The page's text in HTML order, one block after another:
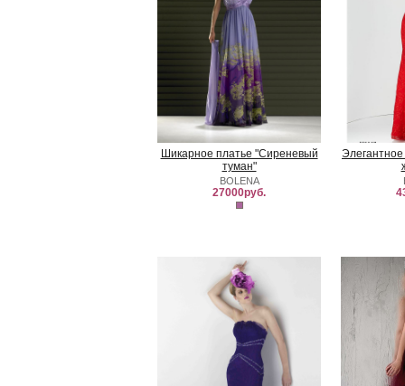
Шикарное платье "Сиреневый
туман"
BOLENA
27000руб.